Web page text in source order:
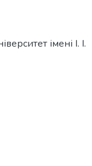
імені І. І.